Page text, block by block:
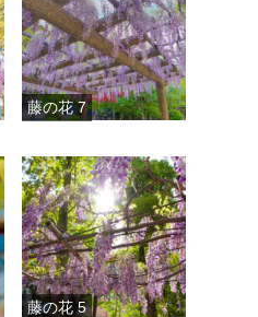
藤の花 7
藤の花 5